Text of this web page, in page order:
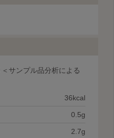
サンプル品分析による
36kcal
0.5g
2.7g